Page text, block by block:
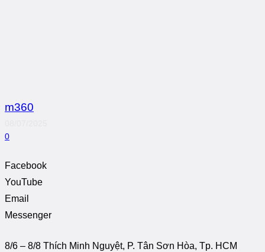
m360
0
Facebook
YouTube
Email
Messenger
8/6 – 8/8 Thích Minh Nguyệt, P. Tân Sơn Hòa, Tp. HCM